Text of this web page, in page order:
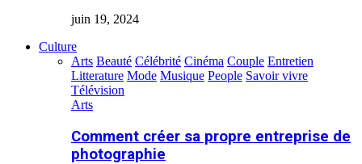
juin 19, 2024
Culture
Arts Beauté Célébrité Cinéma Couple Entretien
Litterature Mode Musique People Savoir vivre
Télévision
Arts
Comment créer sa propre entreprise de
photographie